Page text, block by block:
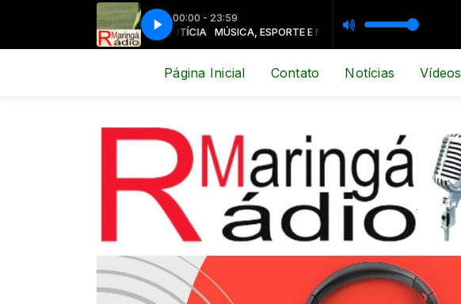
00:00 - 23:59
MÚSICA, ESPORTE E NOTÍCIA MÚSICA, ESPORTE E NOTÍCIA
Página Inicial Contato Notícias Vídeos